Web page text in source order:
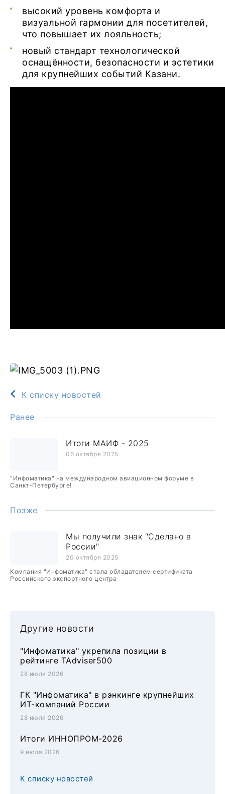
высокий уровень комфорта и
визуальной гармонии для посетителей,
что повышает их лояльность;
новый стандарт технологической
оснащённости, безопасности и эстетики
для крупнейших событий Казани.
К списку новостей
Ранее
Итоги МАИФ - 2025
06 октября 2025
"Инфоматика" на международном авиационном форуме в
Санкт-Петербурге!
Позже
Мы получили знак "Сделано в
России"
20 октября 2025
Компания "Инфоматика" стала обладателем сертификата
Российского экспортного центра
Другие новости
"Инфоматика" укрепила позиции в
рейтинге TAdviser500
28 июля 2026
ГК "Инфоматика" в рэнкинге крупнейших
ИТ-компаний России
28 июля 2026
Итоги ИННОПРОМ-2026
9 июля 2026
К списку новостей